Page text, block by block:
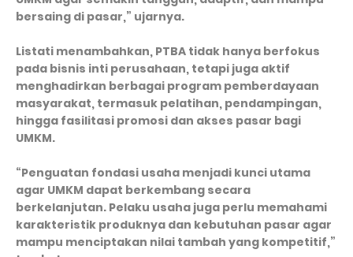
bersaing di pasar,” ujarnya.
Listati menambahkan, PTBA tidak hanya berfokus
pada bisnis inti perusahaan, tetapi juga aktif
menghadirkan berbagai program pemberdayaan
masyarakat, termasuk pelatihan, pendampingan,
hingga fasilitasi promosi dan akses pasar bagi
UMKM.
“Penguatan fondasi usaha menjadi kunci utama
agar UMKM dapat berkembang secara
berkelanjutan. Pelaku usaha juga perlu memahami
karakteristik produknya dan kebutuhan pasar agar
mampu menciptakan nilai tambah yang kompetitif,”